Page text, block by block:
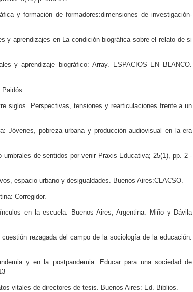
y formación de formadores:dimensiones de investigación-
y aprendizajes en La condición biográfica sobre el relato de si
y aprendizaje biográfico: Array. ESPACIOS EN BLANCO.
siglos. Perspectivas, tensiones y rearticulaciones frente a un
Jóvenes, pobreza urbana y producción audiovisual en la era
de sentidos por-venir Praxis Educativa; 25(1), pp. 2 -
espacio urbano y desigualdades. Buenos Aires:CLACSO.
Corregidor.
en la escuela. Buenos Aires, Argentina: Miño y Dávila
rezagada del campo de la sociología de la educación.
y en la postpandemia. Educar para una sociedad de
vitales de directores de tesis. Buenos Aires: Ed. Biblios.